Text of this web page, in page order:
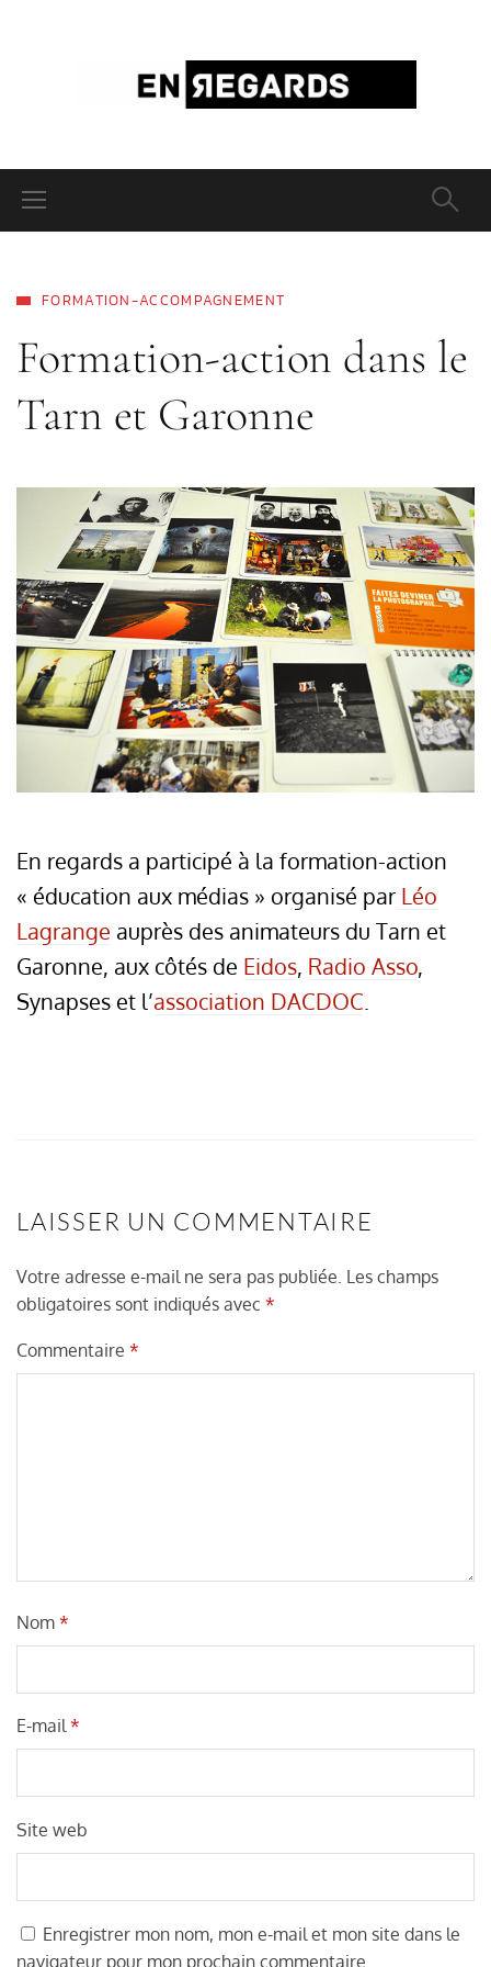
FORMATION-ACCOMPAGNEMENT
Formation-action dans le
Tarn et Garonne
En regards a participé à la formation-action
« éducation aux médias » organisé par Léo
Lagrange auprès des animateurs du Tarn et
Garonne, aux côtés de Eidos, Radio Asso,
Synapses et l’association DACDOC
LAISSER UN COMMENTAIRE
Votre adresse e-mail ne sera pas publiée. Les champs
obligatoires sont indiqués avec *
Commentaire *
Nom *
E-mail*
Site web
Enregistrer mon nom, mon e-mail et mon site dans le
navigateur pour mon prochain commentaire.